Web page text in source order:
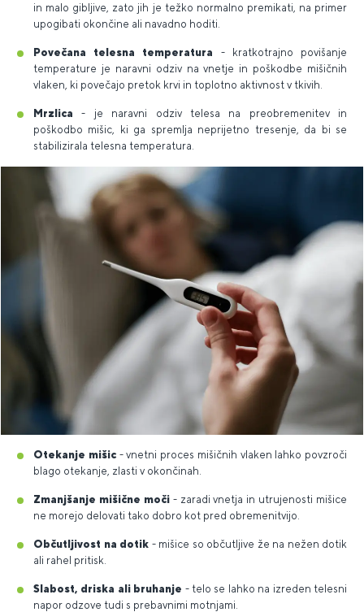
in malo gibljive, zato jih je težko normalno premikati, na primer
upogibati okončine ali navadno hoditi.
Povečana telesna temperatura - kratkotrajno povišanje
temperature je naravni odziv na vnetje in poškodbe mišičnih
vlaken, ki povečajo pretok krvi in toplotno aktivnost v tkivih.
Mrzlica- je naravni odziv telesa na preobremenitev in
poškodbo mišic, ki ga spremlja neprijetno tresenje, da bi se
stabilizirala telesna temperatura.
Otekanje mišic - vnetni proces mišičnih vlaken lahko povzroči
blago otekanje, zlasti v okončinah.
Zmanjšanje mišične moči - zaradi vnetja in utrujenosti mišice
ne morejo delovati tako dobro kot pred obremenitvijo.
Občutljivost na dotik - mišice so občutljive že na nežen dotik
ali rahel pritisk.
Slabost, driska ali bruhanje - telo se lahko na izreden telesni
napor odzove tudi s prebavnimi motnjami.